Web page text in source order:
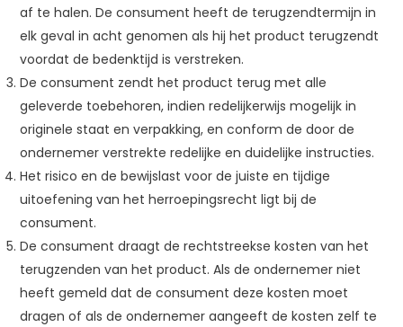
af te halen. De consument heeft de terugzendtermijn in
elk geval in acht genomen als hij het product terugzendt
voordat de bedenktijd is verstreken.
De consument zendt het product terug met alle
geleverde toebehoren, indien redelijkerwijs mogelijk in
originele staat en verpakking, en conform de door de
ondernemer verstrekte redelijke en duidelijke instructies.
Het risico en de bewijslast voor de juiste en tijdige
uitoefening van het herroepingsrecht ligt bij de
consument.
De consument draagt de rechtstreekse kosten van het
terugzenden van het product. Als de ondernemer niet
heeft gemeld dat de consument deze kosten moet
dragen of als de ondernemer aangeeft de kosten zelf te